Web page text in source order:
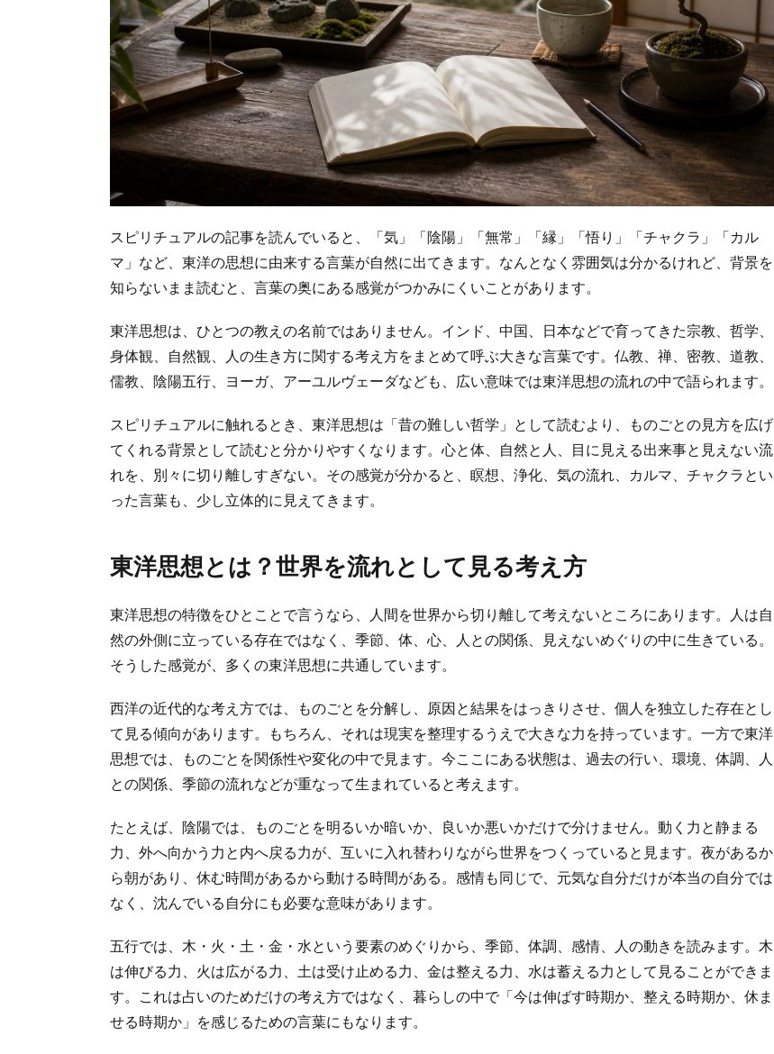
スピリチュアルの記事を読んでいると、「気」「陰陽」「無常」「縁」「悟り」「チャクラ」「カル
マ」など、東洋の思想に由来する言葉が自然に出てきます。なんとなく雰囲気は分かるけれど、背景を
知らないまま読むと、言葉の奥にある感覚がつかみにくいことがあります。
東洋思想は、ひとつの教えの名前ではありません。インド、中国、日本などで育ってきた宗教、哲学、
身体観、自然観、人の生き方に関する考え方をまとめて呼ぶ大きな言葉です。仏教、禅、密教、道教、
儒教、陰陽五行、ヨーガ、アーユルヴェーダなども、広い意味では東洋思想の流れの中で語られます。
スピリチュアルに触れるとき、東洋思想は「昔の難しい哲学」として読むより、ものごとの見方を広げ
てくれる背景として読むと分かりやすくなります。心と体、自然と人、目に見える出来事と見えない流
れを、別々に切り離しすぎない。その感覚が分かると、瞑想、浄化、気の流れ、カルマ、チャクラとい
った言葉も、少し立体的に見えてきます。
東洋思想とは？世界を流れとして見る考え方
東洋思想の特徴をひとことで言うなら、人間を世界から切り離して考えないところにあります。人は自
然の外側に立っている存在ではなく、季節、体、心、人との関係、見えないめぐりの中に生きている。
そうした感覚が、多くの東洋思想に共通しています。
西洋の近代的な考え方では、ものごとを分解し、原因と結果をはっきりさせ、個人を独立した存在とし
て見る傾向があります。もちろん、それは現実を整理するうえで大きな力を持っています。一方で東洋
思想では、ものごとを関係性や変化の中で見ます。今ここにある状態は、過去の行い、環境、体調、人
との関係、季節の流れなどが重なって生まれていると考えます。
たとえば、陰陽では、ものごとを明るいか暗いか、良いか悪いかだけで分けません。動く力と静まる
力、外へ向かう力と内へ戻る力が、互いに入れ替わりながら世界をつくっていると見ます。夜があるか
ら朝があり、休む時間があるから動ける時間がある。感情も同じで、元気な自分だけが本当の自分では
なく、沈んでいる自分にも必要な意味があります。
五行では、木・火・土・金・水という要素のめぐりから、季節、体調、感情、人の動きを読みます。木
は伸びる力、火は広がる力、土は受け止める力、金は整える力、水は蓄える力として見ることができま
す。これは占いのためだけの考え方ではなく、暮らしの中で「今は伸ばす時期か、整える時期か、休ま
せる時期か」を感じるための言葉にもなります。